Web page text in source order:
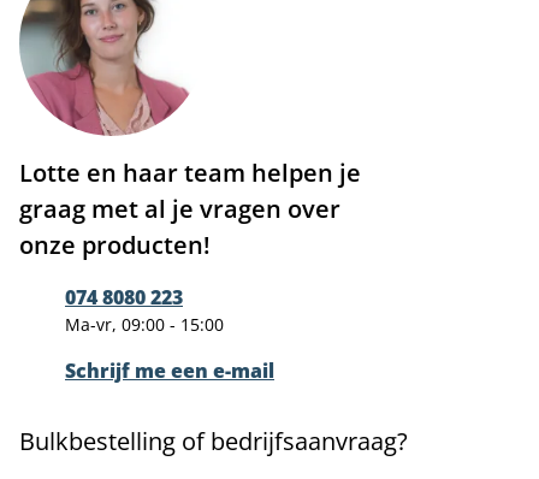
Lotte en haar team helpen je
graag met al je vragen over
onze producten!
074 8080 223
Ma-vr, 09:00 - 15:00
Schrijf me een e-mail
Bulkbestelling of bedrijfsaanvraag?